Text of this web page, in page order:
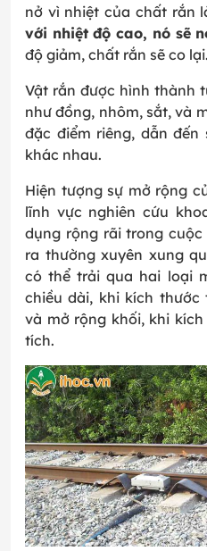
nở vì nhiệt của chất rắn
với nhiệt độ cao, nó sẽ
độ giảm, chất rắn sẽ co lại.
Vật rắn được hình thành
như đồng, nhôm, sắt, và
đặc điểm riêng, dẫn
khác nhau.
Hiện tượng sự mở rộng
lĩnh vực nghiên cứu
dụng rộng rãi trong
ra thường xuyên xung
có thể trải qua hai loại
chiều dài, khi kích thước
và mở rộng khối, khi
tích.